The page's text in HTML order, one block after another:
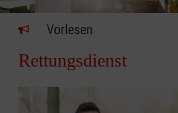
Vorlesen
Rettungsdienst